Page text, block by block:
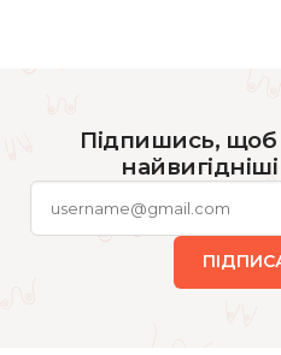
Підпишись, щоб